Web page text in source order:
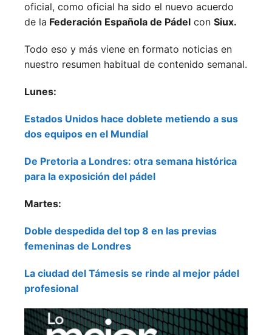
oficial, como oficial ha sido el nuevo acuerdo
de la Federación Española de Pádel con Siux.
Todo eso y más viene en formato noticias en
nuestro resumen habitual de contenido semanal.
Lunes:
Estados Unidos hace doblete metiendo a sus
dos equipos en el Mundial
De Pretoria a Londres: otra semana histórica
para la exposición del pádel
Martes:
Doble despedida del top 8 en las previas
femeninas de Londres
La ciudad del Támesis se rinde al mejor pádel
profesional